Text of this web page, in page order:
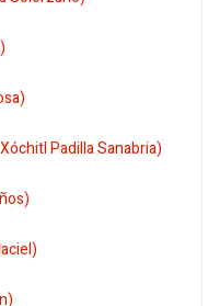
Padilla Sanabria)